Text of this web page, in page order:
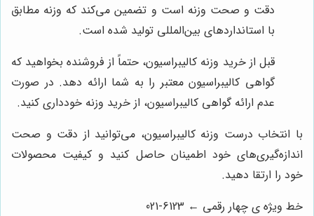
دقت و صحت وزنه است و تضمین می‌کند که وزنه مطابق
با استانداردهای بین‌المللی تولید شده است.
قبل از خرید وزنه کالیبراسیون، حتماً از فروشنده بخواهید که
گواهی کالیبراسیون معتبر را به شما ارائه دهد. در صورت
عدم ارائه گواهی کالیبراسیون، از خرید وزنه خودداری کنید.
با انتخاب درست وزنه کالیبراسیون، می‌توانید از دقت و صحت
اندازه‌گیری‌های خود اطمینان حاصل کنید و کیفیت محصولات
خود را ارتقا دهید.
خط ویژه ی چهار رقمی ← 6123-021